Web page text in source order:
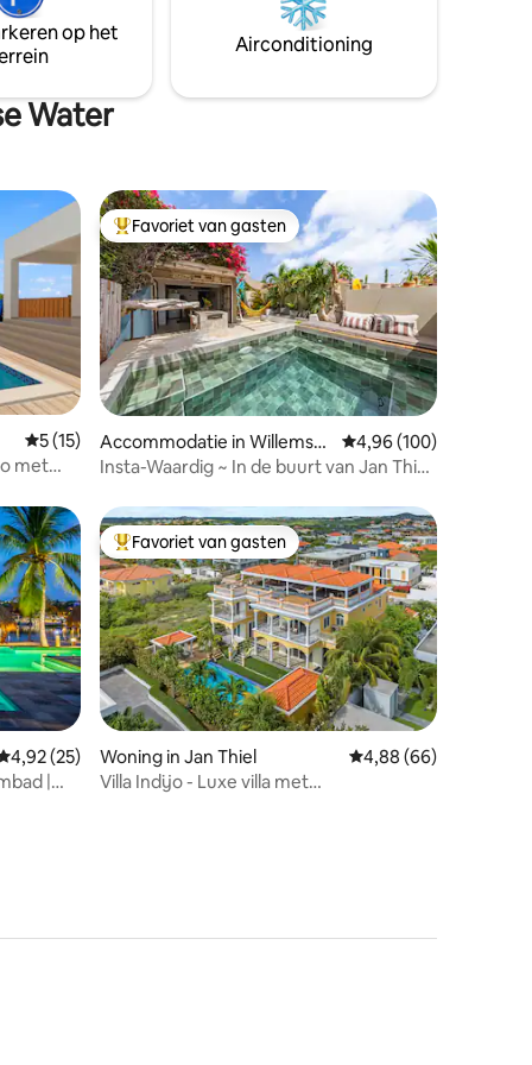
te
populaire hotspots op het eiland. Ideaal
voor families of vrienden die comfort en
op het
Airconditioning
Water
Gemiddelde beoordeling van 5 op 5, 15 recensies
5 (15)
met
Topfavoriet van gasten
Favoriet van gasten
Accommodatie in Willemsta
d
Gemiddelde
4,96 (100)
Insta-Waardig ~ In de buurt van Jan Thiel
beoordeling van 4,92 op 5, 25 recensies
4,92 (25)
|
Topfavoriet van gasten
Favoriet van gasten
Woning in Jan Thiel Gemiddelde
4,88 (66)
Villa Indijo - Luxe villa met